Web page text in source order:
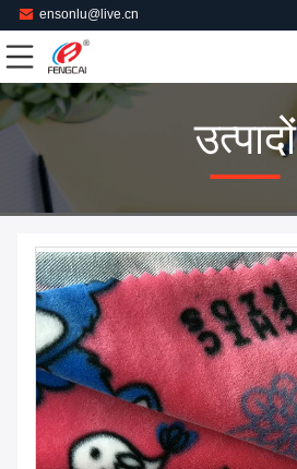
ensonlu@live.cn
उत्पादों